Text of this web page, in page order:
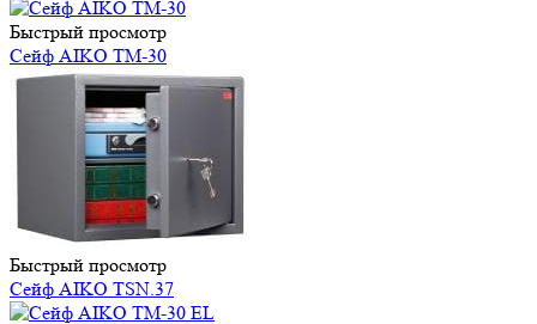
Быстрый просмотр
Сейф AIKO TM-30
Быстрый просмотр
Сейф AIKO TSN.37